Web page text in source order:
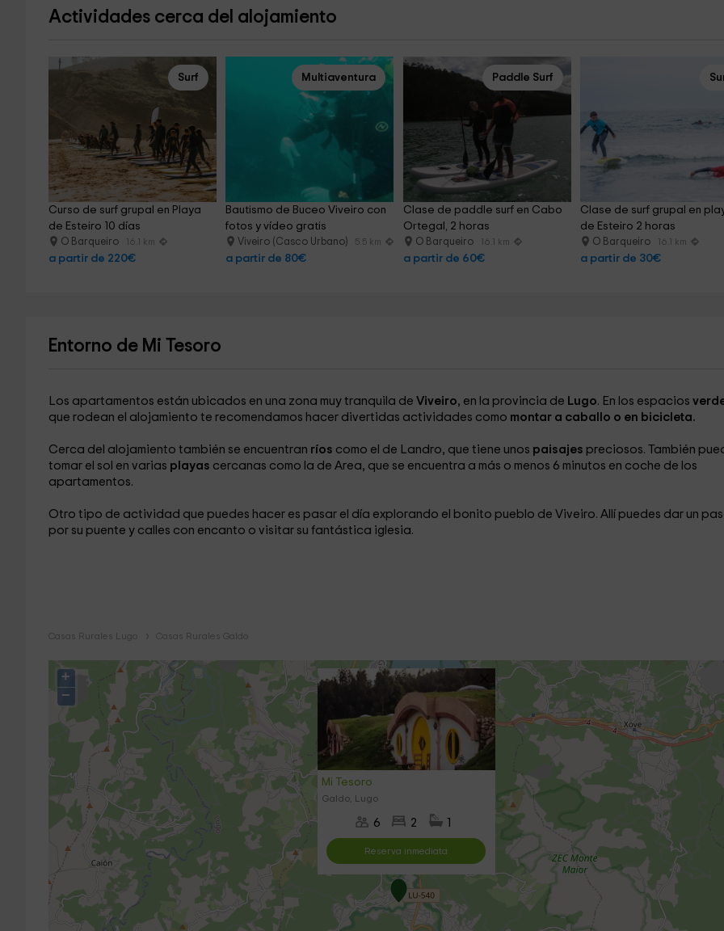
Actividades cerca del alojamiento
Surf
Curso de surf grupal en Playa
de Esteiro 10 días
O Barqueiro 16.1 km
a partir de 220€
Multiaventura
Bautismo de Buceo Viveiro con
fotos y vídeo gratis
Viveiro (Casco Urbano) 5.5 km
a partir de 80€
Paddle Surf
Clase de paddle surf en Cabo
Ortegal, 2 horas
O Barqueiro 16.1 km
a partir de 60€
Clase de surf grupal en
de Esteiro 2 horas
O Barqueiro 16.1 km
a partir de 30€
Entorno de Mi Tesoro
Los apartamentos están ubicados en una zona muy tranquila de Viveiro, en la provincia de Lugo. En los espacios
que rodean el alojamiento te recomendamos hacer divertidas actividades como montar a caballo o en bicicleta.
Cerca del alojamiento también se encuentran ríos como el de Landro, que tiene unos paisajes preciosos. También
tomar el sol en varias playas cercanas como la de Area, que se encuentra a más o menos 6 minutos en coche de los
apartamentos.
Otro tipo de actividad que puedes hacer es pasar el día explorando el bonito pueblo de Viveiro. Allí puedes dar un
por su puente y calles con encanto o visitar su fantástica iglesia.
Casas Rurales Lugo Casas Rurales Galdo
Mi Tesoro
Galdo, Lugo
6 2
Reserva inmediata
+
−